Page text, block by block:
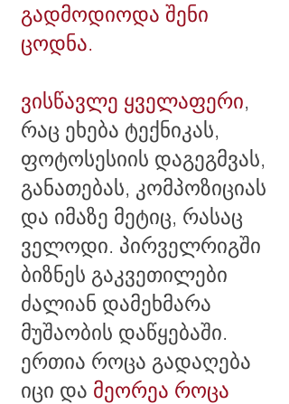
გადმოდიოდა შენი
ცოდნა.
ვისწავლე ყველაფერი,
რაც ეხება ტექნიკას,
ფოტოსესიის დაგეგმვას,
განათებას, კომპოზიციას
და იმაზე მეტიც, რასაც
ველოდი. პირველრიგში
ბიზნეს გაკვეთილები
ძალიან დამეხმარა
მუშაობის დაწყებაში.
ერთია როცა გადაღება
იცი და მეორეა როცა